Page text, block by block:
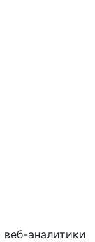
аналитики